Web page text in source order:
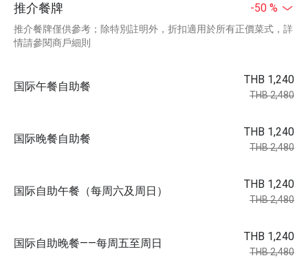
推介餐牌 -50 %
推介餐牌僅供參考；除特別註明外，折扣適用於所有正價菜式，詳
情請參閱商戶細則
国际午餐自助餐
THB 1,240
THB 2,480
国际晚餐自助餐
THB 1,240
THB 2,480
国际自助午餐（每周六及周日）
THB 1,240
THB 2,480
国际自助晚餐——每周五至周日
THB 1,240
THB 2,480